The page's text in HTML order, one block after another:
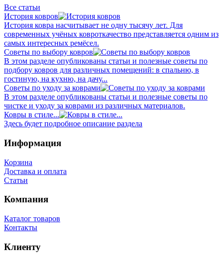
Все статьи
История ковров
История ковра насчитывает не одну тысячу лет. Для
современных учёных ковроткачество представляется одним из
самых интересных ремёсел.
Советы по выбору ковров
В этом разделе опубликованы статьи и полезные советы по
подбору ковров для различных помещений: в спальню, в
гостиную, на кухню, на дачу...
Советы по уходу за коврами
В этом разделе опубликованы статьи и полезные советы по
чистке и уходу за коврами из различных материалов.
Ковры в стиле...
Здесь будет подробное описание раздела
Информация
Корзина
Доставка и оплата
Статьи
Компания
Каталог товаров
Контакты
Клиенту